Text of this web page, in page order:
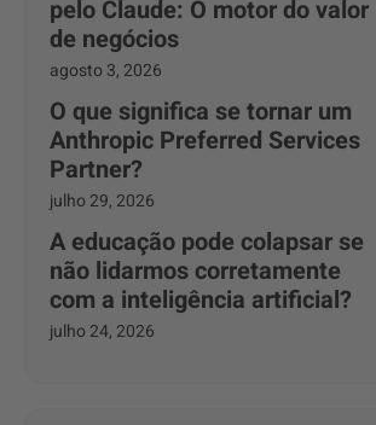
pelo Claude: O motor do valor
de negócios
agosto 3, 2026
O que significa se tornar um
Anthropic Preferred Services
Partner?
julho 29, 2026
A educação pode colapsar se
não lidarmos corretamente
com a inteligência artificial?
julho 24, 2026